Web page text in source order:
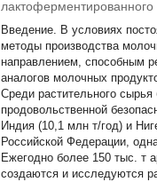
Введение. В условиях
методы производства
направлением, способным
аналогов молочных
Среди растительного
продовольственной
Индия (10,1 млн т/год) и
Российской Федерации,
Ежегодно более 150 тыс. т
создаются и исследуются